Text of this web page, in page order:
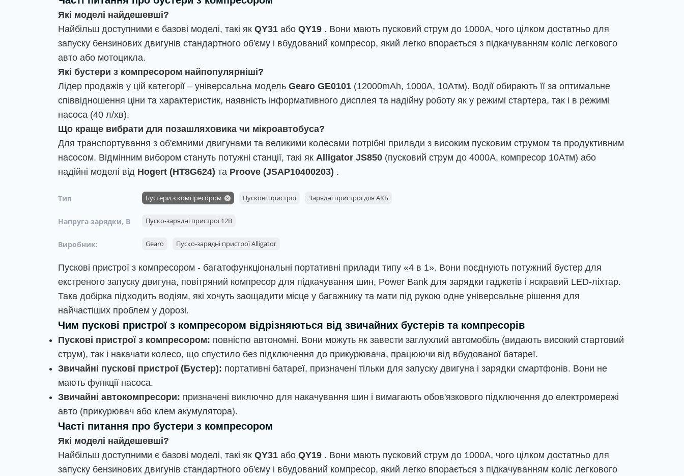
Які моделі найдешевші?
Найбільш доступними є базові моделі, такі як QY31 або QY19 . Вони мають пусковий струм до 1000А, чого цілком достатньо для
запуску бензинових двигунів стандартного об'єму і вбудований компресор, який легко впорається з підкачуванням коліс легкового
авто або мотоцикла.
Які бустери з компресором найпопулярніші?
Лідер продажів у цій категорії – універсальна модель Gearo GE0101 (12000mAh, 1000А, 10Атм). Водії обирають її за оптимальне
співвідношення ціни та характеристик, наявність інформативного дисплея та надійну роботу як у режимі стартера, так і в режимі
насоса (40 л/хв).
Що краще вибрати для позашляховика чи мікроавтобуса?
Для транспортування з об'ємними двигунами та великими колесами потрібні прилади з високим пусковим струмом та продуктивним
насосом. Відмінним вибором стануть потужні станції, такі як Alligator JS850 (пусковий струм до 4000А, компресор 10Атм) або
надійні моделі від Hogert (HT8G624) та Proove (JSAP10400203) .
Тип Бустери з компресором Пускові пристрої Зарядні пристрої для АКБ
Напруга зарядки, В Пуско-зарядні пристрої 12В
Виробник: Gearo Пуско-зарядні пристрої Alligator
Пускові пристрої з компресором - багатофункціональні портативні прилади типу «4 в 1». Вони поєднують потужний бустер для
екстреного запуску двигуна, повітряний компресор для підкачування шин, Power Bank для зарядки гаджетів і яскравий LED-ліхтар.
Така добірка підходить водіям, які хочуть заощадити місце у багажнику та мати під рукою одне універсальне рішення для
найчастіших проблем у дорозі.
Чим пускові пристрої з компресором відрізняються від звичайних бустерів та компресорів
Пускові пристрої з компресором: повністю автономні. Вони можуть як завести заглухлий автомобіль (видають високий стартовий
струм), так і накачати колесо, що спустило без підключення до прикурювача, працюючи від вбудованої батареї.
Звичайні пускові пристрої (Бустер): портативні батареї, призначені тільки для запуску двигуна і зарядки смартфонів. Вони не
мають функції насоса.
Звичайні автокомпресори: призначені виключно для накачування шин і вимагають обов'язкового підключення до електромережі
авто (прикурювач або клем акумулятора).
Часті питання про бустери з компресором
Які моделі найдешевші?
Найбільш доступними є базові моделі, такі як QY31 або QY19 . Вони мають пусковий струм до 1000А, чого цілком достатньо для
запуску бензинових двигунів стандартного об'єму і вбудований компресор, який легко впорається з підкачуванням коліс легкового